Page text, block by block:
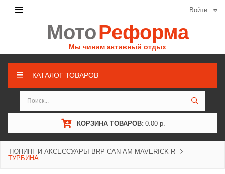
Войти
МотоРеформа
Мы чиним активный отдых
КАТАЛОГ ТОВАРОВ
КОРЗИНА ТОВАРОВ: 0.00 р.
ТЮНИНГ И АКСЕССУАРЫ BRP CAN-AM MAVERICK R
ТУРБИНА